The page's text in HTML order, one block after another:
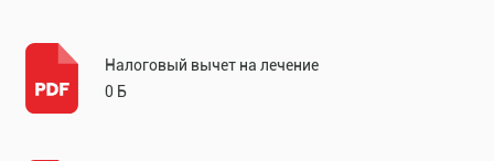
Налоговый вычет на лечение
0 Б